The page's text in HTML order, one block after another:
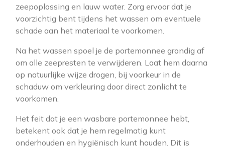
zeepoplossing en lauw water. Zorg ervoor dat je
voorzichtig bent tijdens het wassen om eventuele
schade aan het materiaal te voorkomen.
Na het wassen spoel je de portemonnee grondig af
om alle zeepresten te verwijderen. Laat hem daarna
op natuurlijke wijze drogen, bij voorkeur in de
schaduw om verkleuring door direct zonlicht te
voorkomen.
Het feit dat je een wasbare portemonnee hebt,
betekent ook dat je hem regelmatig kunt
onderhouden en hygiënisch kunt houden. Dit is